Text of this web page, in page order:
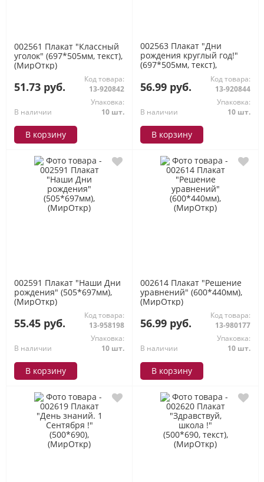
002561 Плакат "Классный
уголок" (697*505мм, текст),
(МирОткр)
51.73 руб.
Код товара:
13-920842
В наличии
Упаковка:
10 шт.
В корзину
002563 Плакат "Дни
рождения круглый год!"
(697*505мм, текст),
56.99 руб.
Код товара:
13-920844
В наличии
Упаковка:
10 шт.
В корзину
002591 Плакат "Наши Дни
рождения" (505*697мм),
(МирОткр)
55.45 руб.
Код товара:
13-958198
В наличии
Упаковка:
10 шт.
В корзину
002614 Плакат "Решение
уравнений" (600*440мм),
(МирОткр)
56.99 руб.
Код товара:
13-980177
В наличии
Упаковка:
10 шт.
В корзину